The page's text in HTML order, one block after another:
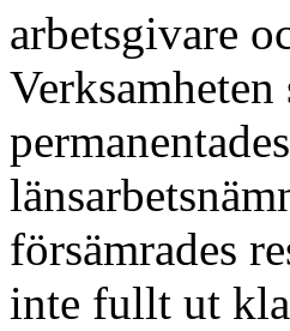
arbetsgivare
försämrades
inte fullt ut